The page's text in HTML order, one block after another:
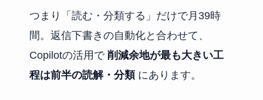
つまり「読む・分類する」だけで月39時
間。返信下書きの自動化と合わせて、
Copilotの活用で削減余地が最も大きい工
程は前半の読解・分類 にあります。